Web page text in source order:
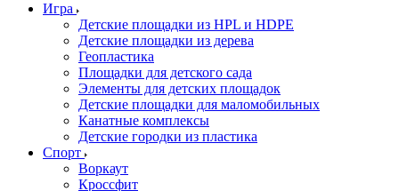
Игра
Детские площадки из HPL и HDPE
Детские площадки из дерева
Геопластика
Площадки для детского сада
Элементы для детских площадок
Детские площадки для маломобильных
Канатные комплексы
Детские городки из пластика
Спорт
Воркаут
Кроссфит